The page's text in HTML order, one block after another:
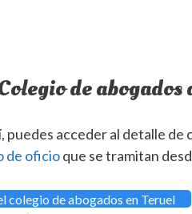
de abogados
puedes acceder al detalle
de oficioque se tramitan
colegio de abogados en Teruel